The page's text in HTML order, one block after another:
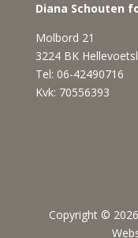
Diana Schouten
Molbord 21
3224 BK
Tel: 06-42490716
Kvk: 70556393
Copyright © 2026